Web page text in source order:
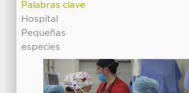
Palabras clave
Hospital
Pequeñas
especies